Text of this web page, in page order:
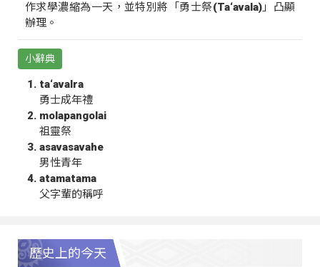
作求學濃縮為一天，並特別將「勇士祭(Ta‘avala)」凸顯
辦理。
小辭典
ta‘avalra
勇士成年禮
molapangolai
祖靈祭
asavasavahe
男性青年
atamatama
父字輩的稱呼
歷史上的今天